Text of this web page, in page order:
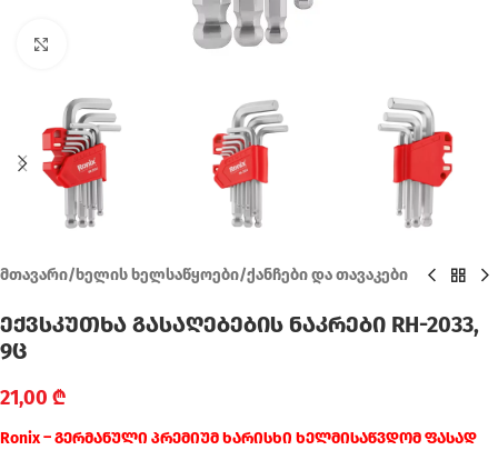
მთავარი/ხელის ხელსაწყოები/ქანჩები და თავაკები
ექვსკუთხა გასაღებების ნაკრები RH-2033,
9ც
21,00 ₾
Ronix – გერმანული პრემიუმ ხარისხი ხელმისაწვდომ ფასად